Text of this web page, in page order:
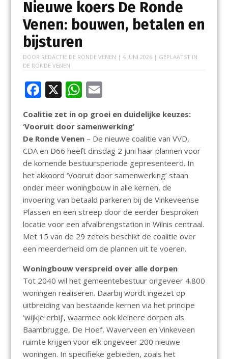
Nieuwe koers De Ronde
Venen: bouwen, betalen en
bijsturen
DOOR REDACTIE DE RONDE VENEN | 4 JUNI 2026| GEPLAATST IN
DE RONDE VENEN
F
ac
e
b
o
o
k
X W
at
s
A
p
p
E
m
ai
l
Coalitie zet in op groei en duidelijke keuzes:
‘Vooruit door samenwerking’
De Ronde Venen– De nieuwe coalitie van VVD,
CDA en D66 heeft dinsdag 2 juni haar plannen voor
de komende bestuursperiode gepresenteerd. In
het akkoord ‘Vooruit door samenwerking’ staan
onder meer woningbouw in alle kernen, de
invoering van betaald parkeren bij de Vinkeveense
Plassen en een streep door de eerder besproken
locatie voor een afvalbrengstation in Wilnis centraal.
Met 15 van de 29 zetels beschikt de coalitie over
een meerderheid om de plannen uit te voeren.
Woningbouw verspreid over alle dorpen
Tot 2040 wil het gemeentebestuur ongeveer 4.800
woningen realiseren. Daarbij wordt ingezet op
uitbreiding van bestaande kernen via het principe
‘wijkje erbij’, waarmee ook kleinere dorpen als
Baambrugge, De Hoef, Waverveen en Vinkeveen
ruimte krijgen voor elk ongeveer 200 nieuwe
woningen. In specifieke gebieden, zoals het